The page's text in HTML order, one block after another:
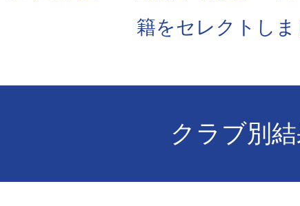
籍をセレクトしま
クラブ別